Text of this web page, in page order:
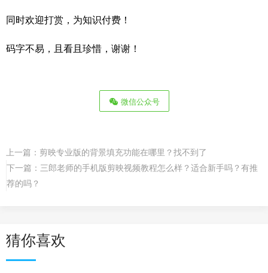
同时欢迎打赏，为知识付费！
码字不易，且看且珍惜，谢谢！
微信公众号
上一篇： 剪映专业版的背景填充功能在哪里？找不到了
下一篇： 三郎老师的手机版剪映视频教程怎么样？适合新手吗？有推
荐的吗？
猜你喜欢